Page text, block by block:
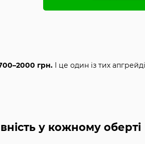
грн. І це один із тих
у кожному оберті